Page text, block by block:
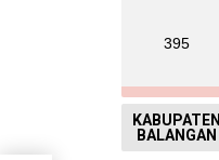
395
KABUPATEN
BALANGAN